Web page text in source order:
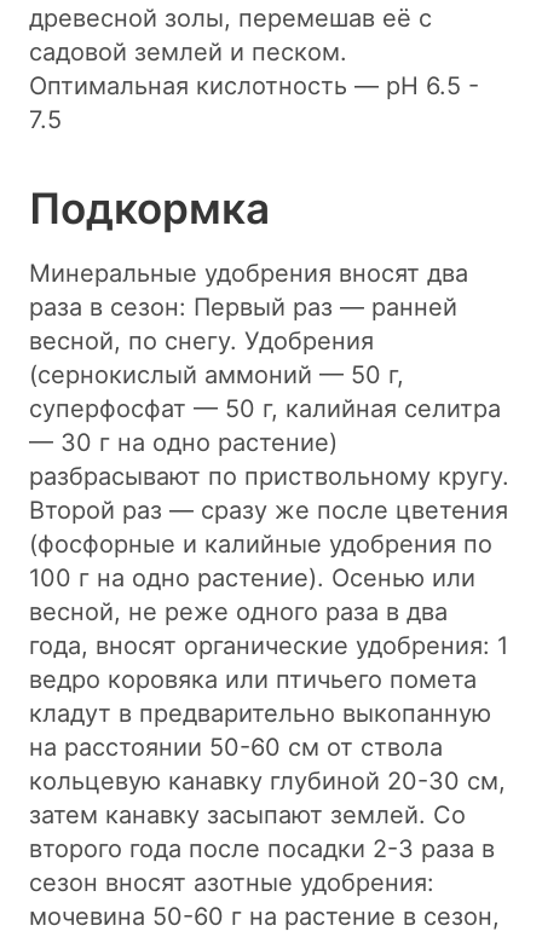
древесной золы, перемешав её с
садовой землей и песком.
Оптимальная кислотность — pH 6.5 -
7.5
Подкормка
Минеральные удобрения вносят два
раза в сезон: Первый раз — ранней
весной, по снегу. Удобрения
(сернокислый аммоний — 50 г,
суперфосфат — 50 г, калийная селитра
— 30 г на одно растение)
разбрасывают по приствольному кругу.
Второй раз — сразу же после цветения
(фосфорные и калийные удобрения по
100 г на одно растение). Осенью или
весной, не реже одного раза в два
года, вносят органические удобрения: 1
ведро коровяка или птичьего помета
кладут в предварительно выкопанную
на расстоянии 50-60 см от ствола
кольцевую канавку глубиной 20-30 см,
затем канавку засыпают землей. Cо
второго года после посадки 2-3 раза в
сезон вносят азотные удобрения:
мочевина 50-60 г на растение в сезон,